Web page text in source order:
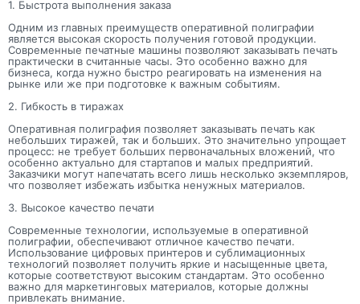
1. Быстрота выполнения заказа
Одним из главных преимуществ оперативной полиграфии
является высокая скорость получения готовой продукции.
Современные печатные машины позволяют заказывать печать
практически в считанные часы. Это особенно важно для
бизнеса, когда нужно быстро реагировать на изменения на
рынке или же при подготовке к важным событиям.
2. Гибкость в тиражах
Оперативная полиграфия позволяет заказывать печать как
небольших тиражей, так и больших. Это значительно упрощает
процесс: не требует больших первоначальных вложений, что
особенно актуально для стартапов и малых предприятий.
Заказчики могут напечатать всего лишь несколько экземпляров,
что позволяет избежать избытка ненужных материалов.
3. Высокое качество печати
Современные технологии, используемые в оперативной
полиграфии, обеспечивают отличное качество печати.
Использование цифровых принтеров и сублимационных
технологий позволяет получить яркие и насыщенные цвета,
которые соответствуют высоким стандартам. Это особенно
важно для маркетинговых материалов, которые должны
привлекать внимание.